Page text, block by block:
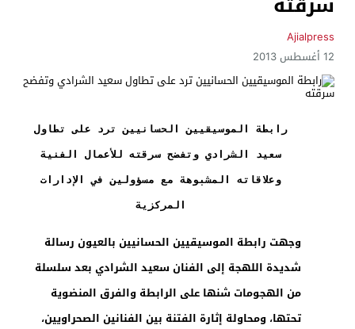
Ajialpress
12 أغسطس 2013
رابطة الموسيقيين الحسانيين ترد على تطاول
سعيد الشرادي وتفضح سرقته للأعمال الفنية
وعلاقاته المشبوهة مع مسؤولين في الإدارات
المركزية
وجهت رابطة الموسيقيين الحسانيين بالعيون رسالة
شديدة اللهجة إلى الفنان سعيد الشرادي بعد سلسلة
من الهجومات شنها على الرابطة والفرق المنضوية
تحتها، ومحاولة إثارة الفتنة بين الفنانين الصحراويين،